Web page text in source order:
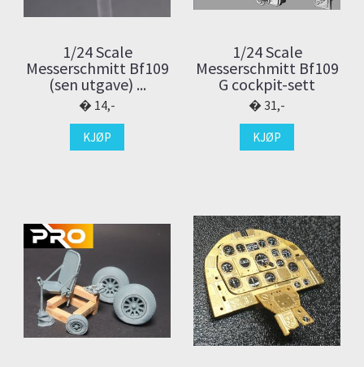
1/24 Scale
Messerschmitt Bf109
(sen utgave) ...
14,-
KJØP
1/24 Scale
Messerschmitt Bf109
G cockpit-sett
31,-
KJØP